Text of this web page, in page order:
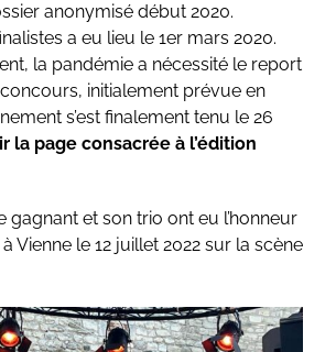
anonymisé début 2020.
a eu lieu le 1er mars 2020.
la pandémie a nécessité le report
initialement prévue en
s’est finalement tenu le 26
la page consacrée à l’édition
gagnant et son trio ont eu l’honneur
Vienne le 12 juillet 2022 sur la scène